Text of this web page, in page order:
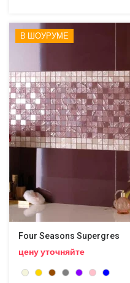
В ШОУРУМЕ
Four Seasons Supergres
цену уточняйте